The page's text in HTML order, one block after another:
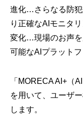
進化…さらなる防犯
り正確なAIモニタ
変化…現場のお声
可能なAIプラット
「MORECA AI+（
を用いて、ユーザ
します。